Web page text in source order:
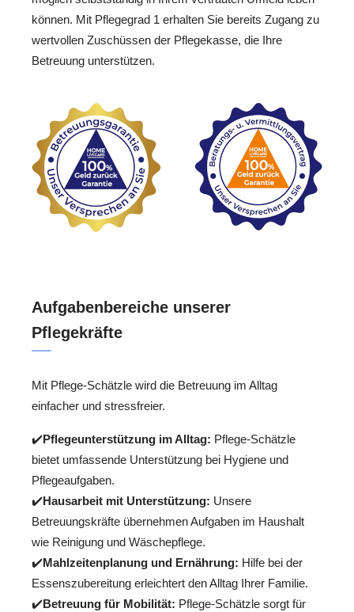
können. Mit Pflegegrad 1 erhalten Sie bereits Zugang zu
wertvollen Zuschüssen der Pflegekasse, die Ihre
Betreuung unterstützen.
Aufgabenbereiche unserer
Pflegekräfte
Mit Pflege-Schätzle wird die Betreuung im Alltag
einfacher und stressfreier.
✔️Pflegeunterstützung im Alltag: Pflege-Schätzle
bietet umfassende Unterstützung bei Hygiene und
Pflegeaufgaben.
✔️Hausarbeit mit Unterstützung: Unsere
Betreuungskräfte übernehmen Aufgaben im Haushalt
wie Reinigung und Wäschepflege.
✔️Mahlzeitenplanung und Ernährung: Hilfe bei der
Essenszubereitung erleichtert den Alltag Ihrer Familie.
✔️Betreuung für Mobilität: Pflege-Schätzle sorgt für